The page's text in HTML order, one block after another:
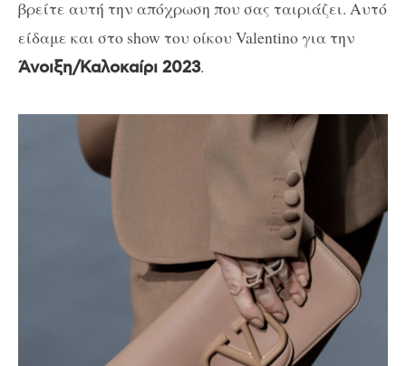
βρείτε αυτή την απόχρωση που σας ταιριάζει. Αυτό
είδαμε και στο show του οίκου Valentino για την
Άνοιξη/Καλοκαίρι 2023.